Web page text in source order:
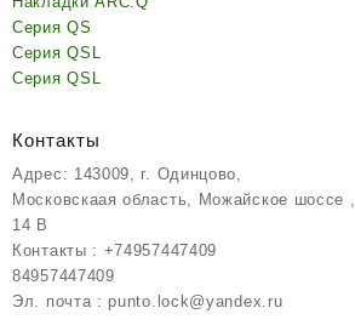
Серия QS
Серия QSL
Серия QSL
Контакты
Адрес: 143009, г. Одинцово,
Московскаая область, Можайское шоссе ,
14 В
Контакты : +74957447409
84957447409
Эл. почта : punto.lock@yandex.ru